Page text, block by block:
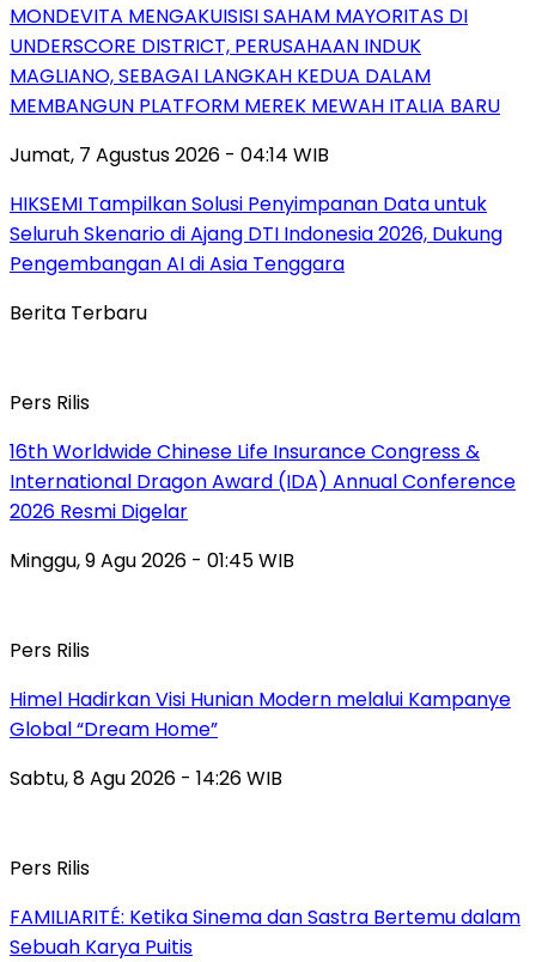
MONDEVITA MENGAKUISISI SAHAM MAYORITAS DI
UNDERSCORE DISTRICT, PERUSAHAAN INDUK
MAGLIANO, SEBAGAI LANGKAH KEDUA DALAM
MEMBANGUN PLATFORM MEREK MEWAH ITALIA BARU
Jumat, 7 Agustus 2026 - 04:14 WIB
HIKSEMI Tampilkan Solusi Penyimpanan Data untuk
Seluruh Skenario di Ajang DTI Indonesia 2026, Dukung
Pengembangan AI di Asia Tenggara
Berita Terbaru
Pers Rilis
16th Worldwide Chinese Life Insurance Congress &
International Dragon Award (IDA) Annual Conference
2026 Resmi Digelar
Minggu, 9 Agu 2026 - 01:45 WIB
Pers Rilis
Himel Hadirkan Visi Hunian Modern melalui Kampanye
Global “Dream Home”
Sabtu, 8 Agu 2026 - 14:26 WIB
Pers Rilis
FAMILIARITÉ: Ketika Sinema dan Sastra Bertemu dalam
Sebuah Karya Puitis